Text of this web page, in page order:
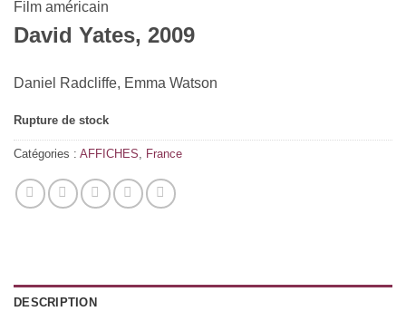
Film américain
David Yates, 2009
Daniel Radcliffe, Emma Watson
Rupture de stock
Catégories : AFFICHES France
DESCRIPTION